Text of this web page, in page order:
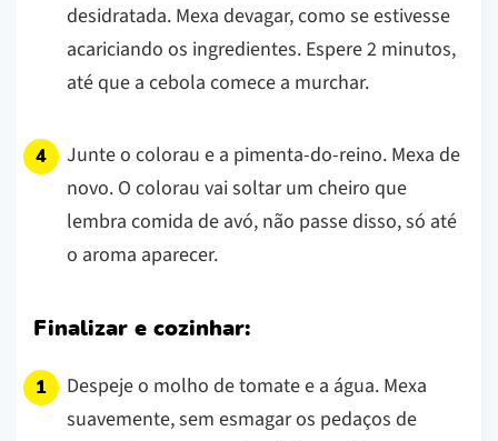
desidratada. Mexa devagar, como se estivesse
acariciando os ingredientes. Espere 2 minutos,
até que a cebola comece a murchar.
Junte o colorau e a pimenta-do-reino. Mexa de
novo. O colorau vai soltar um cheiro que
lembra comida de avó, não passe disso, só até
o aroma aparecer.
Finalizar e cozinhar:
Despeje o molho de tomate e a água. Mexa
suavemente, sem esmagar os pedaços de